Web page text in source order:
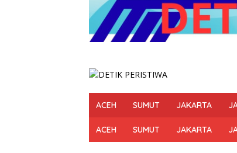
ACEH SUMUT JAKARTA
ACEH SUMUT JAKARTA